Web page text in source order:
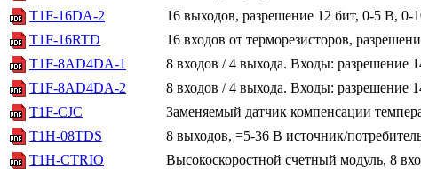
T1F-16DA-2
16 выходов, разрешение 12 бит, 0-5 В,
T1F-16RTD
16 входов от терморезисторов,
T1F-8AD4DA-1
8 входов / 4 выхода. Входы: разрешение
T1F-8AD4DA-2
8 входов / 4 выхода. Входы: разрешение
T1F-CJC
Заменяемый датчик компенсации
T1H-08TDS
8 выходов, =5-36 В источник/
T1H-CTRIO
Высокоскоростной счетный модуль, 8